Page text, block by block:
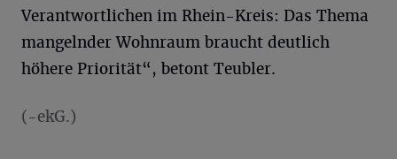
Verantwortlichen im Rhein-Kreis: Das Thema
mangelnder Wohnraum braucht deutlich
höhere Priorität“, betont Teubler.
(-ekG.)